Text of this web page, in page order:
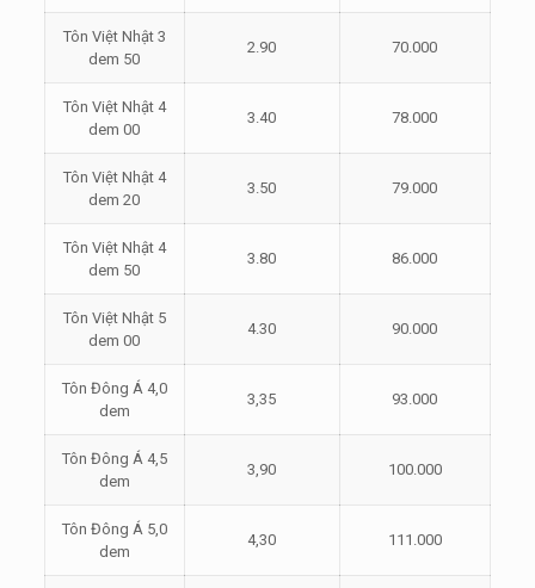
Tôn Việt Nhật 3
dem 50
2.90 70.000
Tôn Việt Nhật 4
dem 00
3.40 78.000
Tôn Việt Nhật 4
dem 20
3.50 79.000
Tôn Việt Nhật 4
dem 50
3.80 86.000
Tôn Việt Nhật 5
dem 00
4.30 90.000
Tôn Đông Á 4,0
dem
3,35 93.000
Tôn Đông Á 4,5
dem
3,90 100.000
Tôn Đông Á 5,0
dem
4,30 111.000